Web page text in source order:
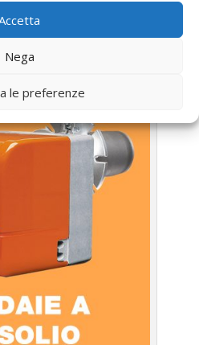
Nega
le preferenze
ASSISTENZA PER